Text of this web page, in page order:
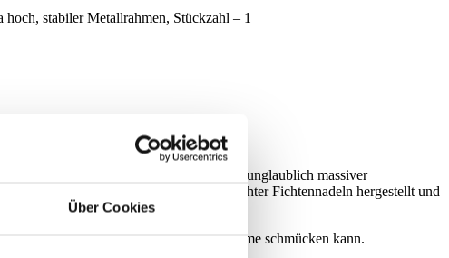
Über Cookies
stabiler Metallrahmen, Stückzahl – 1
Diese NEUEHEIT für 2023 ist ein unglaublich massiver
Technologie aus Abgüssen echter Fichtennadeln hergestellt und
Ihre Halle oder andere große Räume schmücken kann.